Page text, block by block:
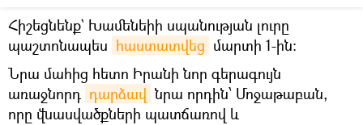
Հիշեցնենք` Խամենեիի սպանության լուրը
պաշտոնապես հաստատվեց մարտի 1-ին։
Նրա մահից հետո Իրանի նոր գերագույն
առաջնորդ դարձավ նրա որդին՝ Մոջաթաբան,
որը վնասվածքների պատճառով և